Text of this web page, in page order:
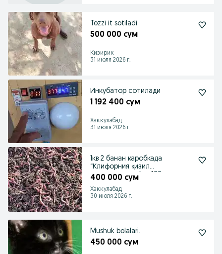
Tozzi it sotiladi
500 000 сум
Кизирик
31 июля 2026 г.
Инкубатор сотилади
1 192 400 сум
Хаккулабад
31 июля 2026 г.
1кв 2 банан каробкада
“Клифорния қизил
чувалчанглари“: - 400 минг
400 000 сум
Хаккулабад
30 июля 2026 г.
Mushuk bolalari.
450 000 сум